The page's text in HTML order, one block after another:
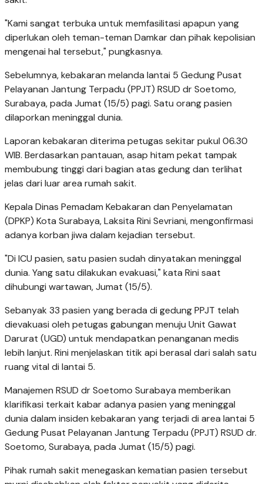
"Kami sangat terbuka untuk memfasilitasi apapun yang
diperlukan oleh teman-teman Damkar dan pihak kepolisian
mengenai hal tersebut," pungkasnya.
Sebelumnya, kebakaran melanda lantai 5 Gedung Pusat
Pelayanan Jantung Terpadu (PPJT) RSUD dr Soetomo,
Surabaya, pada Jumat (15/5) pagi. Satu orang pasien
dilaporkan meninggal dunia.
Laporan kebakaran diterima petugas sekitar pukul 06.30
WIB. Berdasarkan pantauan, asap hitam pekat tampak
membubung tinggi dari bagian atas gedung dan terlihat
jelas dari luar area rumah sakit.
Kepala Dinas Pemadam Kebakaran dan Penyelamatan
(DPKP) Kota Surabaya, Laksita Rini Sevriani, mengonfirmasi
adanya korban jiwa dalam kejadian tersebut.
"Di ICU pasien, satu pasien sudah dinyatakan meninggal
dunia. Yang satu dilakukan evakuasi," kata Rini saat
dihubungi wartawan, Jumat (15/5).
Sebanyak 33 pasien yang berada di gedung PPJT telah
dievakuasi oleh petugas gabungan menuju Unit Gawat
Darurat (UGD) untuk mendapatkan penanganan medis
lebih lanjut. Rini menjelaskan titik api berasal dari salah satu
ruang vital di lantai 5.
Manajemen RSUD dr Soetomo Surabaya memberikan
klarifikasi terkait kabar adanya pasien yang meninggal
dunia dalam insiden kebakaran yang terjadi di area lantai 5
Gedung Pusat Pelayanan Jantung Terpadu (PPJT) RSUD dr.
Soetomo, Surabaya, pada Jumat (15/5) pagi.
Pihak rumah sakit menegaskan kematian pasien tersebut